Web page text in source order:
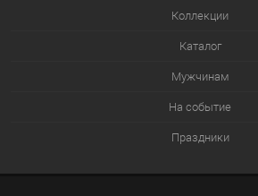
Коллекции
Каталог
Мужчинам
На событие
Праздники